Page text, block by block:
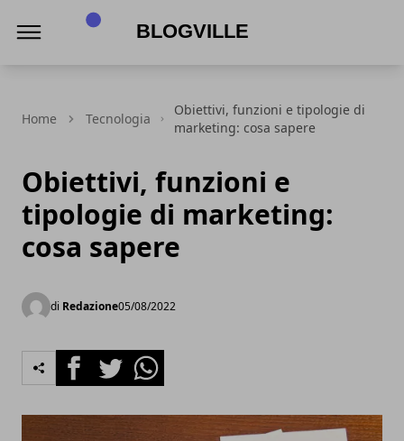
Home Tecnologia
Obiettivi, funzioni e tipologie di
marketing: cosa sapere
Obiettivi, funzioni e
tipologie di marketing:
cosa sapere
di Redazione05/08/2022
FacebookTwitterWhatsapp